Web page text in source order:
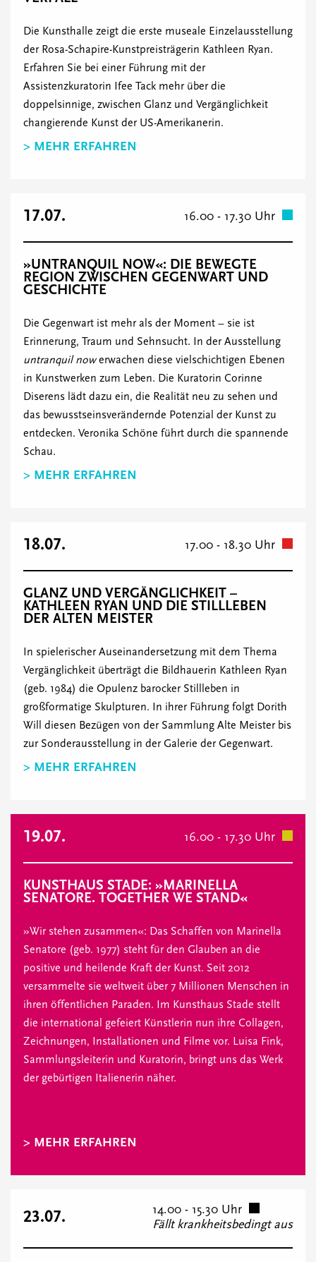
Die Kunsthalle zeigt die erste museale Einzelausstellung
der Rosa-Schapire-Kunstpreisträgerin Kathleen Ryan.
Erfahren Sie bei einer Führung mit der
Assistenzkuratorin Ifee Tack mehr über die
doppelsinnige, zwischen Glanz und Vergänglichkeit
changierende Kunst der US-Amerikanerin.
> MEHR ERFAHREN
17.07. 16.00 - 17.30 Uhr
»UNTRANQUIL NOW«: DIE BEWEGTE
REGION ZWISCHEN GEGENWART UND
GESCHICHTE
Die Gegenwart ist mehr als der Moment – sie ist
Erinnerung, Traum und Sehnsucht. In der Ausstellung
untranquil nowerwachen diese vielschichtigen Ebenen
in Kunstwerken zum Leben. Die Kuratorin Corinne
Diserens lädt dazu ein, die Realität neu zu sehen und
das bewusstseinsverändernde Potenzial der Kunst zu
entdecken. Veronika Schöne führt durch die spannende
Schau.
> MEHR ERFAHREN
18.07. 17.00 - 18.30 Uhr
GLANZ UND VERGÄNGLICHKEIT –
KATHLEEN RYAN UND DIE STILLLEBEN
DER ALTEN MEISTER
In spielerischer Auseinandersetzung mit dem Thema
Vergänglichkeit überträgt die Bildhauerin Kathleen Ryan
(geb. 1984) die Opulenz barocker Stillleben in
großformatige Skulpturen. In ihrer Führung folgt Dorith
Will diesen Bezügen von der Sammlung Alte Meister bis
zur Sonderausstellung in der Galerie der Gegenwart.
> MEHR ERFAHREN
19.07. 16.00 - 17.30 Uhr
KUNSTHAUS STADE: »MARINELLA
SENATORE. TOGETHER WE STAND«
»Wir stehen zusammen«: Das Schaffen von Marinella
Senatore (geb. 1977) steht für den Glauben an die
positive und heilende Kraft der Kunst. Seit 2012
versammelte sie weltweit über 7 Millionen Menschen in
ihren öffentlichen Paraden. Im Kunsthaus Stade stellt
die international gefeiert Künstlerin nun ihre Collagen,
Zeichnungen, Installationen und Filme vor. Luisa Fink,
Sammlungsleiterin und Kuratorin, bringt uns das Werk
der gebürtigen Italienerin näher.
> MEHR ERFAHREN
23.07.
14.00 - 15.30 Uhr
Fällt krankheitsbedingt aus